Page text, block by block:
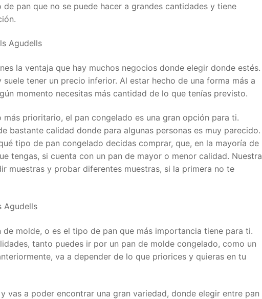
pan que no se puede hacer a grandes cantidades y tiene
Agudells
la ventaja que hay muchos negocios donde elegir donde estés.
tener un precio inferior. Al estar hecho de una forma más a
momento necesitas más cantidad de lo que tenías previsto.
prioritario, el pan congelado es una gran opción para ti.
bastante calidad donde para algunas personas es muy parecido.
tipo de pan congelado decidas comprar, que, en la mayoría de
tengas, si cuenta con un pan de mayor o menor calidad. Nuestra
muestras y probar diferentes muestras, si la primera no te
Agudells
molde, o es el tipo de pan que más importancia tiene para ti.
tanto puedes ir por un pan de molde congelado, como un
va a depender de lo que priorices y quieras en tu
vas a poder encontrar una gran variedad, donde elegir entre pan